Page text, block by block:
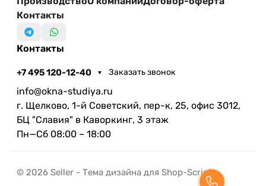
Контакты
Контакты
+7 495 120-12-40 Заказать звонок
info@okna-studiya.ru
г. Щелково, 1-й Советский, пер-к, 25, офис 3012,
БЦ "Славия" в Каворкинг, 3 этаж
Пн—Сб 08:00 – 18:00
© 2026 Seller - Тема дизайна для Shop-Script